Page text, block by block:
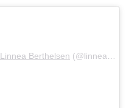
Linnea Berthelsen (@linneaberthelsen) em 25 de fevereiro de 2018 às 13h31 PST